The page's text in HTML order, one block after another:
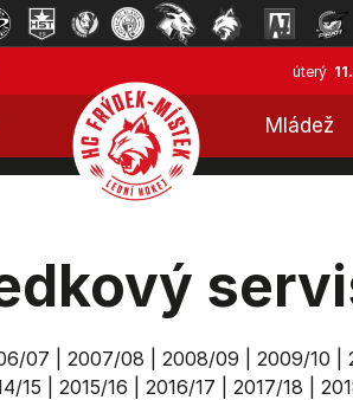
úterý
Mládež
07 2007/08 2008/09 2009/10
15
2015/16 2016/17 2017/18